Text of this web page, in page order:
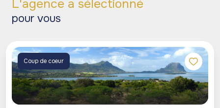
L'agence a sélectionné
pour vous
Coup de coeur